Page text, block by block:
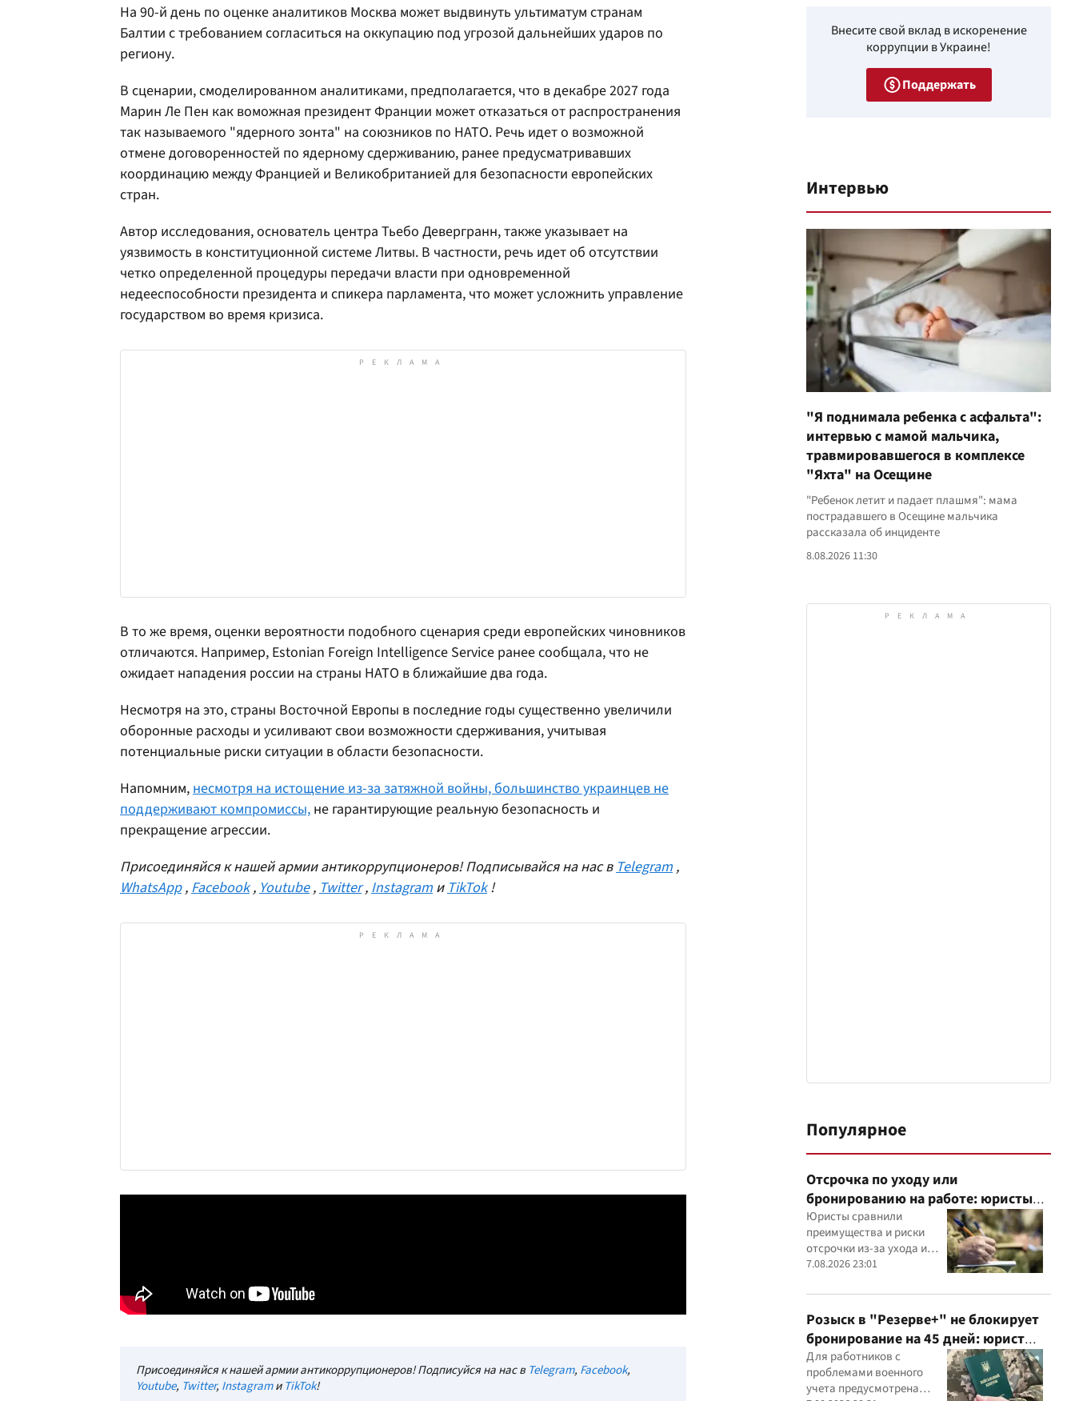
На 90-й день по оценке аналитиков Москва может выдвинуть ультиматум странам
Балтии с требованием согласиться на оккупацию под угрозой дальнейших ударов по
региону.
В сценарии, смоделированном аналитиками, предполагается, что в декабре 2027 года
Марин Ле Пен как воможная президент Франции может отказаться от распространения
так называемого "ядерного зонта" на союзников по НАТО. Речь идет о возможной
отмене договоренностей по ядерному сдерживанию, ранее предусматривавших
координацию между Францией и Великобританией для безопасности европейских
стран.
Автор исследования, основатель центра Тьебо Девергранн, также указывает на
уязвимость в конституционной системе Литвы. В частности, речь идет об отсутствии
четко определенной процедуры передачи власти при одновременной
недееспособности президента и спикера парламента, что может усложнить управление
государством во время кризиса.
В то же время, оценки вероятности подобного сценария среди европейских чиновников
отличаются. Например, Estonian Foreign Intelligence Service ранее сообщала, что не
ожидает нападения россии на страны НАТО в ближайшие два года.
Несмотря на это, страны Восточной Европы в последние годы существенно увеличили
оборонные расходы и усиливают свои возможности сдерживания, учитывая
потенциальные риски ситуации в области безопасности.
Напомним, несмотря на истощение из-за затяжной войны, большинство украинцев не
поддерживают компромиссы, не гарантирующие реальную безопасность и
прекращение агрессии.
Присоединяйся к нашей армии антикоррупционеров! Подписывайся на нас в Telegram ,
WhatsApp , Facebook , Youtube , Twitter , Instagram и TikTok !
Присоединяйся к нашей армии антикоррупционеров! Подписуйся на нас в Telegram, Facebook,
Youtube, Twitter, InstagramиTikTok!
Внесите свой вклад в искоренение
коррупции в Украине!
Поддержать
Интервью
"Я поднимала ребенка с асфальта":
интервью с мамой мальчика,
травмировавшегося в комплексе
"Яхта" на Осещине
"Ребенок летит и падает плашмя": мама
пострадавшего в Осещине мальчика
рассказала об инциденте
8.08.2026 11:30
Популярное
Отсрочка по уходу или
бронированию на работе: юристы
объяснили, что надежнее
Юристы сравнили
преимущества и риски
отсрочки из-за ухода и
бронирования работника
предприятием
7.08.2026 23:01
Розыск в "Резерве+" не блокирует
бронирование на 45 дней: юрист
объяснил важный нюанс
Для работников с
проблемами военного
учета предусмотрена